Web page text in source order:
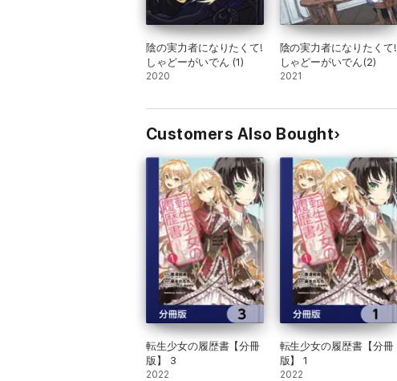
陰の実力者になりたくて!
しゃどーがいでん (1)
2020
陰の実力者になりたくて!
しゃどーがいでん(2)
2021
Customers Also Bought
転生少女の履歴書【分冊
版】 3
2022
転生少女の履歴書【分冊
版】 1
2022